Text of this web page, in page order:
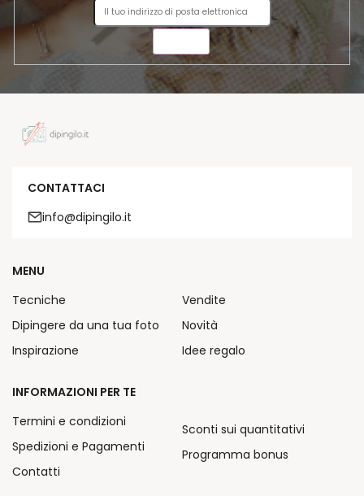
CONTATTACI
info@dipingilo.it
MENU
Tecniche
Dipingere da una tua foto
Inspirazione
Vendite
Novità
Idee regalo
INFORMAZIONI PER TE
Termini e condizioni
Spedizioni e Pagamenti
Contatti
Sconti sui quantitativi
Programma bonus